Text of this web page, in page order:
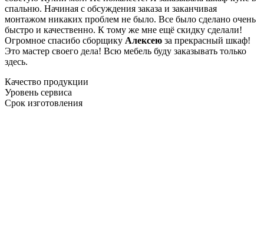
спальню. Начиная с обсуждения заказа и заканчивая
монтажом никаких проблем не было. Все было сделано очень
быстро и качественно. К тому же мне ещё скидку сделали!
Огромное спасибо сборщику Алексею за прекрасный шкаф!
Это мастер своего дела! Всю мебель буду заказывать только
здесь.
Качество продукции
Уровень сервиса
Срок изготовления